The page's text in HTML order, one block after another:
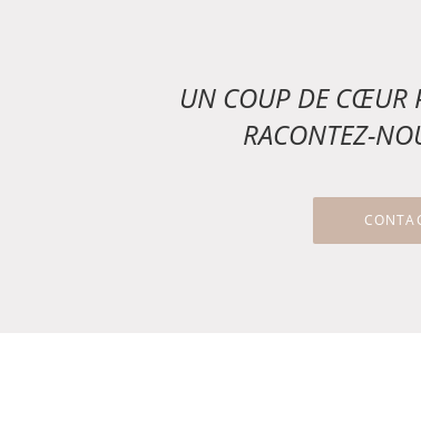
UN COUP DE CŒUR
RACONTEZ-